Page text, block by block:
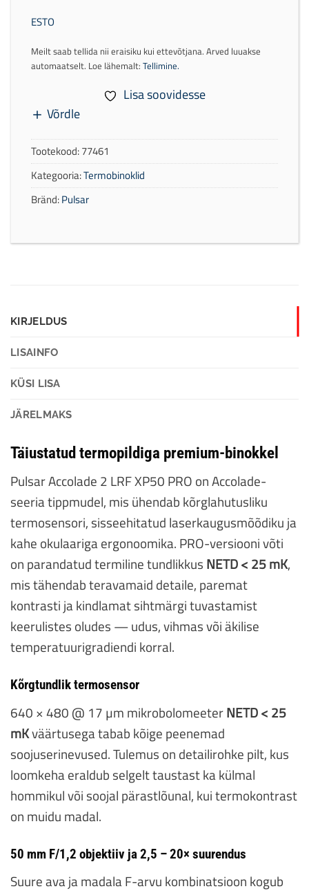
ESTO
Meilt saab tellida nii eraisiku kui ettevõtjana. Arved luuakse
automaatselt. Loe lähemalt: Tellimine.
Lisa soovidesse
Võrdle
Tootekood:77461
Kategooria:Termobinoklid
Bränd:Pulsar
KIRJELDUS
LISAINFO
KÜSI LISA
JÄRELMAKS
Täiustatud termopildiga premium-binokkel
Pulsar Accolade 2 LRF XP50 PRO on Accolade-
seeria tippmudel, mis ühendab kõrglahutusliku
termosensori, sisseehitatud laserkaugusmõõdiku ja
kahe okulaariga ergonoomika. PRO-versiooni võti
on parandatud termiline tundlikkus NETD < 25 mK,
mis tähendab teravamaid detaile, paremat
kontrasti ja kindlamat sihtmärgi tuvastamist
keerulistes oludes — udus, vihmas või äkilise
temperatuurigradiendi korral.
Kõrgtundlik termosensor
640 × 480 @ 17 µm mikrobolomeeterNETD < 25
mKväärtusega tabab kõige peenemad
soojuserinevused. Tulemus on detailirohke pilt, kus
loomkeha eraldub selgelt taustast ka külmal
hommikul või soojal pärastlõunal, kui termokontrast
on muidu madal.
50 mm F/1,2 objektiiv ja 2,5 – 20× suurendus
Suure ava ja madala F-arvu kombinatsioon kogub